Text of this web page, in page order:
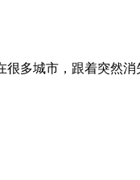
多城市，跟着突然